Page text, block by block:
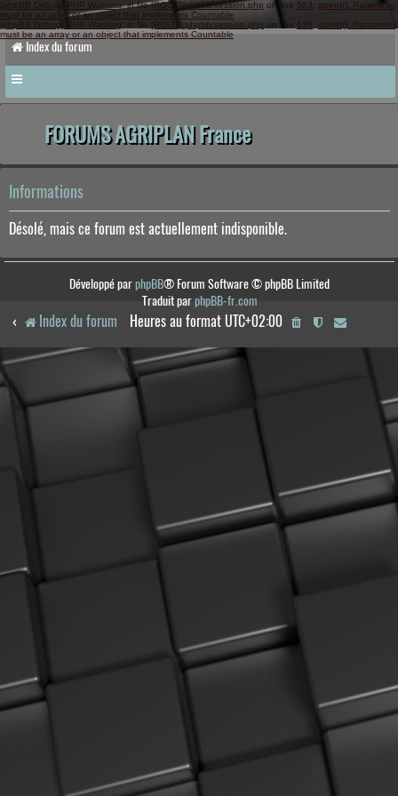
[phpBB Debug] PHP Warning: in file[ROOT]/phpbb/session.php on line 583: sizeof(): Parameter
must be an array or an object that implements Countable
[phpBB Debug] PHP Warning: in file [ROOT]/phpbb/session.php on line 639: sizeof(): Parameter
must be an array or an object that implements Countable
Index du forum
FORUMS AGRIPLAN France
Informations
Désolé, mais ce forum est actuellement indisponible.
Développé parphpBB® Forum Software © phpBB Limited
Traduit parphpBB-fr.com
Index du forum Heures au format UTC+02:00